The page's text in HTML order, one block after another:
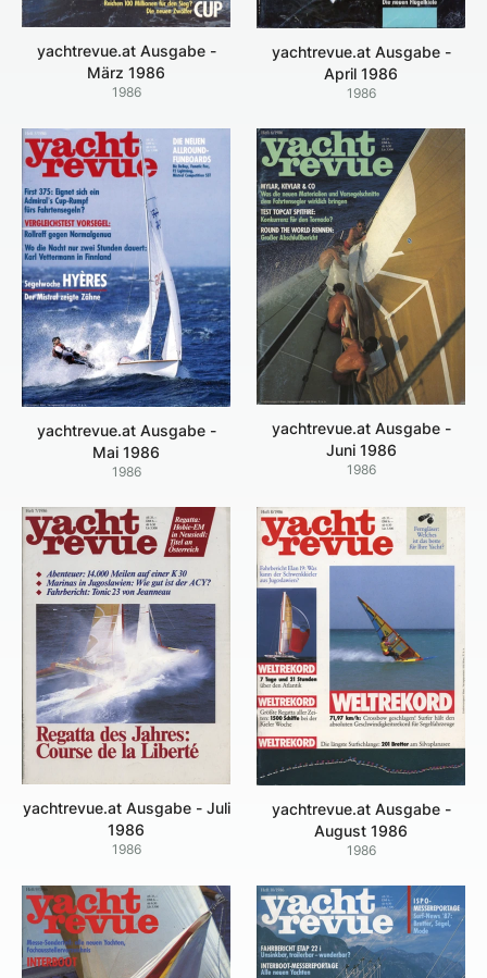
yachtrevue.at Ausgabe -
März 1986
1986
yachtrevue.at Ausgabe -
April 1986
1986
yachtrevue.at Ausgabe -
Mai 1986
1986
yachtrevue.at Ausgabe -
Juni 1986
1986
yachtrevue.at Ausgabe - Juli
1986
1986
yachtrevue.at Ausgabe -
August 1986
1986